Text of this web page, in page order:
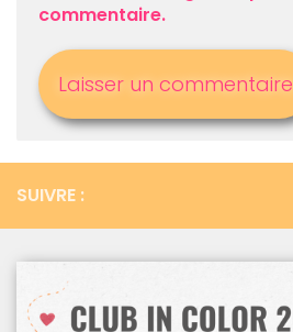
commentaire.
SUIVRE :